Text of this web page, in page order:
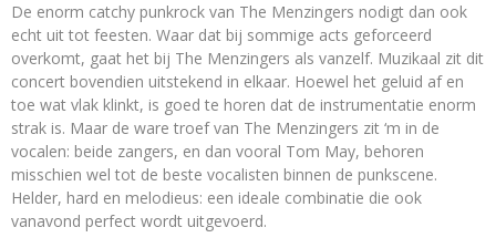
De enorm catchy punkrock van The Menzingers nodigt dan ook
echt uit tot feesten. Waar dat bij sommige acts geforceerd
overkomt, gaat het bij The Menzingers als vanzelf. Muzikaal zit dit
concert bovendien uitstekend in elkaar. Hoewel het geluid af en
toe wat vlak klinkt, is goed te horen dat de instrumentatie enorm
strak is. Maar de ware troef van The Menzingers zit ‘m in de
vocalen: beide zangers, en dan vooral Tom May, behoren
misschien wel tot de beste vocalisten binnen de punkscene.
Helder, hard en melodieus: een ideale combinatie die ook
vanavond perfect wordt uitgevoerd.